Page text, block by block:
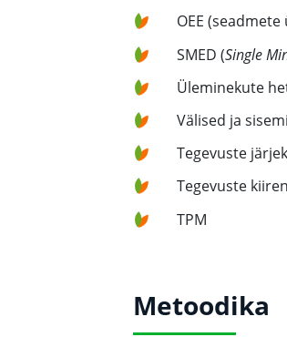
OEE
SMED (Single
Üleminekute
Välised ja
Tegevuste
Tegevuste
TPM
Metoodika